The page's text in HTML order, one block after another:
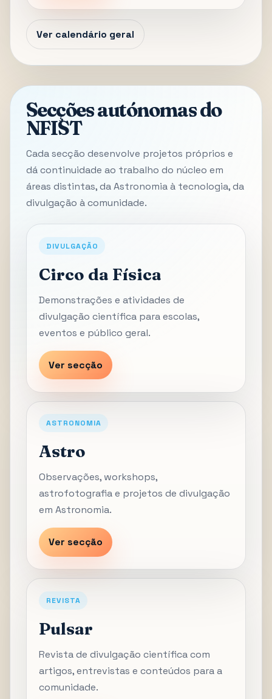
Ver calendário geral
Secções autónomas do
NFIST
Cada secção desenvolve projetos próprios e
dá continuidade ao trabalho do núcleo em
áreas distintas, da Astronomia à tecnologia, da
divulgação à comunidade.
DIVULGAÇÃO
Circo da Física
Demonstrações e atividades de
divulgação científica para escolas,
eventos e público geral.
Ver secção
ASTRONOMIA
Astro
Observações, workshops,
astrofotografia e projetos de divulgação
em Astronomia.
Ver secção
REVISTA
Pulsar
Revista de divulgação científica com
artigos, entrevistas e conteúdos para a
comunidade.